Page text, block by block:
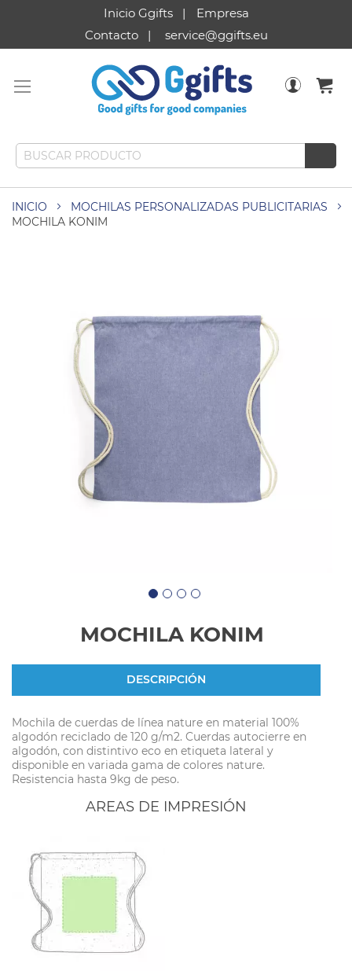
Inicio Ggifts
Empresa
Contacto
service@ggifts.eu
INICIO
MOCHILAS PERSONALIZADAS PUBLICITARIAS
MOCHILA KONIM
MOCHILA KONIM
DESCRIPCIÓN
Mochila de cuerdas de línea nature en material 100%
algodón reciclado de 120 g/m2. Cuerdas autocierre en
algodón, con distintivo eco en etiqueta lateral y
disponible en variada gama de colores nature.
Resistencia hasta 9kg de peso.
AREAS DE IMPRESIÓN